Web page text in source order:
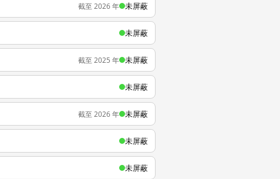
截至 2026 年 未屏蔽
未屏蔽
截至 2025 年 未屏蔽
未屏蔽
截至 2026 年 未屏蔽
未屏蔽
未屏蔽